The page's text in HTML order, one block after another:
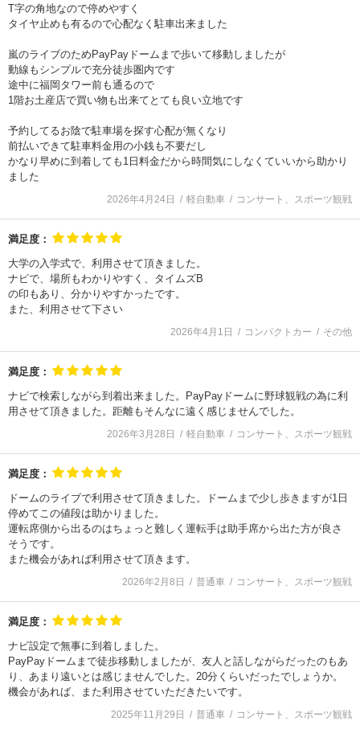
T字の角地なので停めやすく
タイヤ止めも有るので心配なく駐車出来ました
嵐のライブのためPayPayドームまで歩いて移動しましたが
動線もシンプルで充分徒歩圏内です
途中に福岡タワー前も通るので
1階お土産店で買い物も出来てとても良い立地です
予約してるお陰で駐車場を探す心配が無くなり
前払いできて駐車料金用の小銭も不要だし
かなり早めに到着しても1日料金だから時間気にしなくていいから助かり
ました
2026年4月24日 軽自動車 コンサート、スポーツ観戦
満足度：
大学の入学式で、利用させて頂きました。
ナビで、場所もわかりやすく、タイムズB
の印もあり、分かりやすかったです。
また、利用させて下さい
2026年4月1日 コンパクトカー その他
満足度：
ナビで検索しながら到着出来ました。PayPayドームに野球観戦の為に利
用させて頂きました。距離もそんなに遠く感じませんでした。
2026年3月28日 軽自動車 コンサート、スポーツ観戦
満足度：
ドームのライブで利用させて頂きました。ドームまで少し歩きますが1日
停めてこの値段は助かりました。
運転席側から出るのはちょっと難しく運転手は助手席から出た方が良さ
そうです。
また機会があれば利用させて頂きます。
2026年2月8日 普通車 コンサート、スポーツ観戦
満足度：
ナビ設定で無事に到着しました。
PayPayドームまで徒歩移動しましたが、友人と話しながらだったのもあ
り、あまり遠いとは感じませんでした。20分くらいだったでしょうか。
機会があれば、また利用させていただきたいです。
2025年11月29日 普通車 コンサート、スポーツ観戦